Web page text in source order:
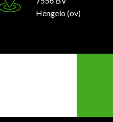
Hengelo (ov)